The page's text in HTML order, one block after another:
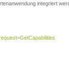
integriert